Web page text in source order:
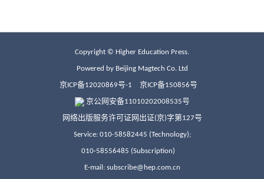
Copyright © Higher Education Press.
Powered by Beijing Magtech Co. Ltd
京ICP备12020869号-1 京ICP备150856号
京公网安备11010202008535号
网络出版服务许可证网出证(京)字第127号
Service: 010-58582445 (Technology);
010-58556485 (Subscription)
E-mail: subscribe@hep.com.cn